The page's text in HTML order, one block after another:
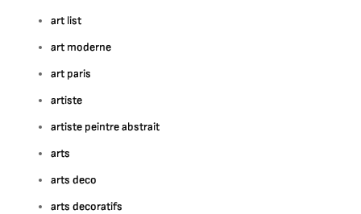
art list
art moderne
art paris
artiste
artiste peintre abstrait
arts
arts deco
arts decoratifs